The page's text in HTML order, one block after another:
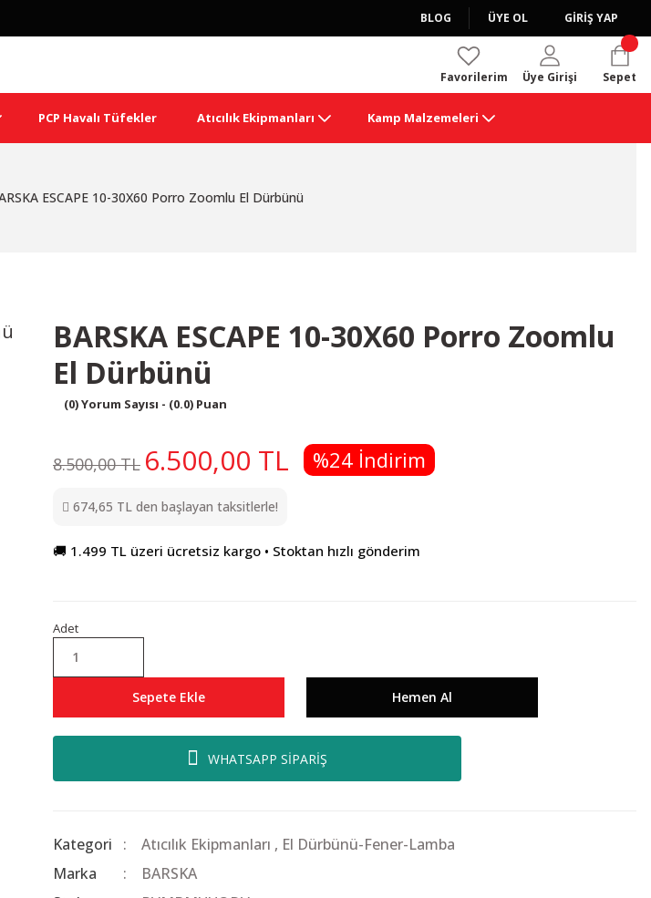
BLOG ÜYE OL GİRİŞ YAP
Favorilerim Üye Girişi Sepet
PCP Havalı Tüfekler Atıcılık Ekipmanları Kamp Malzemeleri
ESCAPE 10-30X60 Porro Zoomlu El Dürbünü
BARSKA ESCAPE 10-30X60 Porro Zoomlu
El Dürbünü
(0) Yorum Sayısı - (0.0) Puan
8.500,00 TL 6.500,00 TL %24 İndirim
674,65 TL den başlayan taksitlerle!
🚚 1.499 TL üzeri ücretsiz kargo • Stoktan hızlı gönderim
Adet
Sepete Ekle Hemen Al
WHATSAPP SİPARİŞ
Kategori Atıcılık Ekipmanları , El Dürbünü-Fener-Lamba
Marka
BARSKA